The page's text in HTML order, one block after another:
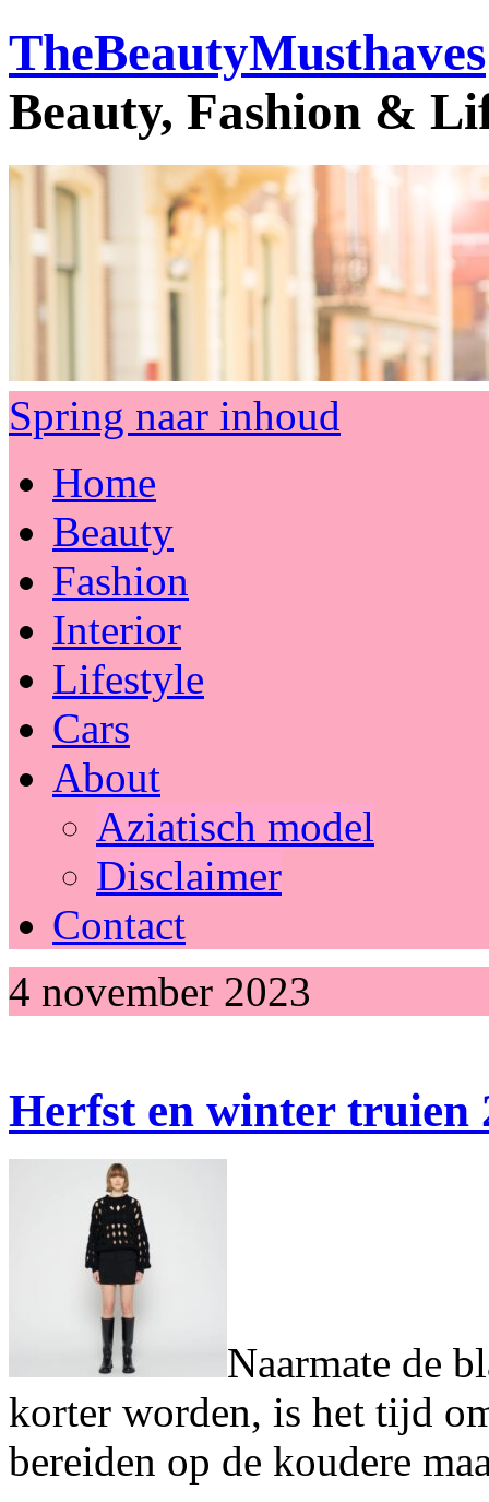
TheBeautyMusthaves
Beauty, Fashion &
Spring naar inhoud
Home
Beauty
Fashion
Interior
Lifestyle
Cars
About
Aziatisch model
Disclaimer
Contact
4 november 2023
Herfst en winter truien
Naarmate de
korter worden, is het tijd
bereiden op de koudere